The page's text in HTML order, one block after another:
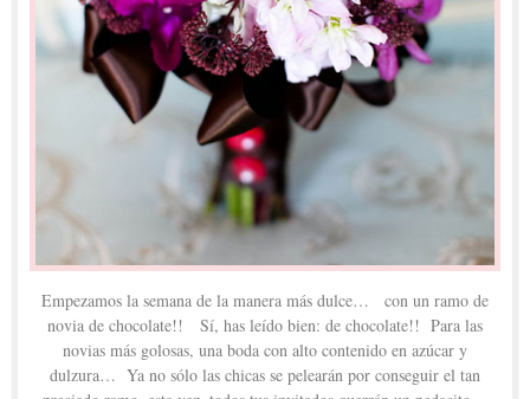
Empezamos la semana de la manera más dulce… con un ramo de
novia de chocolate!! Sí, has leído bien: de chocolate!! Para las
novias más golosas, una boda con alto contenido en azúcar y
dulzura… Ya no sólo las chicas se pelearán por conseguir el tan